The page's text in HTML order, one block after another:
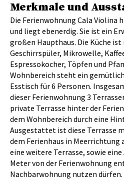
Merkmale und
Die Ferienwohnung Cala Violina
und liegt ebenerdig. Sie ist ein
großen Haupthaus. Die Küche
Geschirrspüler, Mikrowelle,
Espressokocher, Töpfen und
Wohnbereich steht ein
Esstisch für 6 Personen.
dieser Ferienwohnung 3
private Terrasse hinter der
dem Wohnbereich durch eine
Ausgestattet ist diese Terrasse
dem Ferienhaus in
eine weitere Terrasse, sowie
Meter von der Ferienwohnung
Nachbarwohnung nutzen